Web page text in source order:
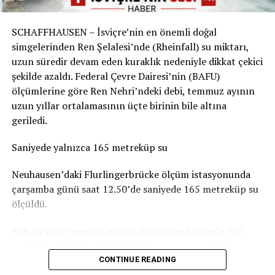
durumun genel olarak dramatik olmadığını belirtiyor.
Basel-Landschaft yetkilileri de şehir merkezindeki ve
insanların yemek yemek veya vakit geçirmek için
kullandığı parkların, ormanlık alanlardaki oyun
parklarına göre daha fazla kirlendiğine dikkat çekiyor.
Sigarasız çocuk parkları yaygınlaşıyor
İsviçre’deki Stop2Drop girişiminin verilerine göre şu
anda 24 belediye sigarasız ve temiz çocuk parkı
uygulamasını kullanıyor.
Aarau’da da seçilen 10 çocuk parkında yaklaşık iki ay
belediyeye göre deneme döneminde kirlilikte belirgin bir
SCHAFFHAUSEN – İsviçre’nin en önemli doğal
simgelerinden Ren Şelalesi’nde (Rheinfall) su miktarı,
uzun süredir devam eden kuraklık nedeniyle dikkat çekici
şekilde azaldı. Federal Çevre Dairesi’nin (BAFU)
ölçümlerine göre Ren Nehri’ndeki debi, temmuz ayının
uzun yıllar ortalamasının üçte birinin bile altına
geriledi.
Saniyede yalnızca 165 metreküp su
Neuhausen’daki Flurlingerbrücke ölçüm istasyonunda
çarşamba günü saat 12.50’de saniyede 165 metreküp su
ölçüldü.
anda normal bir temmuz ayındaki seviyenin yaklaşık
CONTINUE READING